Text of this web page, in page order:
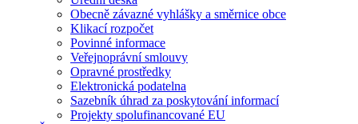
Obecně závazné vyhlášky a směrnice obce
Klikací rozpočet
Povinné informace
Veřejnoprávní smlouvy
Opravné prostředky
Elektronická podatelna
Sazebník úhrad za poskytování informací
Projekty spolufinancované EU